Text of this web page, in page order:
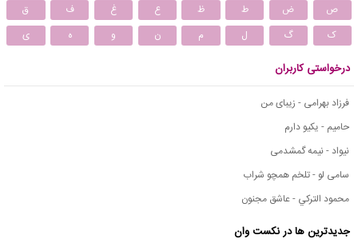
ص
ض ط ظ ع غ ف
ق
ک
گ ل م ن و ه ی
درخواستی کاربران
فرزاد بهرامی - زیبای من
حامیم - یکیو دارم
نیواد - نیمه گمشدمی
سامی لو - تلخم همچو شراب
محمود التركي - عاشق مجنون
جدیدترین ها در نکست وان